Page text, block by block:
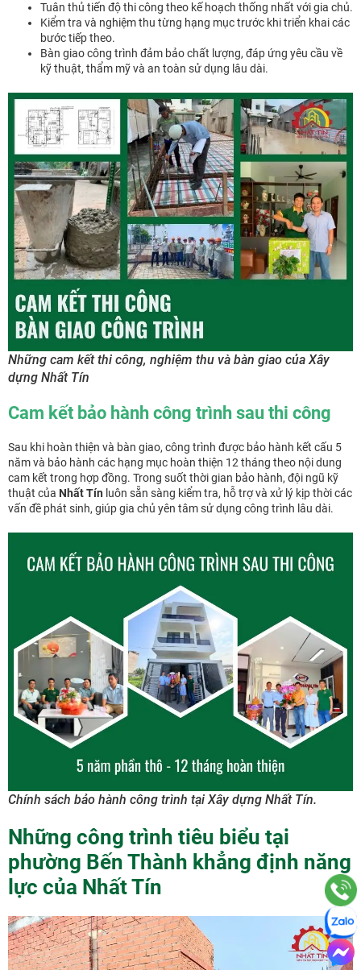
Tuân thủ tiến độ thi công theo kế hoạch thống nhất với gia chủ.
Kiểm tra và nghiệm thu từng hạng mục trước khi triển khai các
bước tiếp theo.
Bàn giao công trình đảm bảo chất lượng, đáp ứng yêu cầu về
kỹ thuật, thẩm mỹ và an toàn sử dụng lâu dài.
Những cam kết thi công, nghiệm thu và bàn giao của Xây
dựng Nhất Tín
Cam kết bảo hành công trình sau thi công
Sau khi hoàn thiện và bàn giao, công trình được bảo hành kết cấu 5
năm và bảo hành các hạng mục hoàn thiện 12 tháng theo nội dung
cam kết trong hợp đồng. Trong suốt thời gian bảo hành, đội ngũ kỹ
thuật của Nhất Tín luôn sẵn sàng kiểm tra, hỗ trợ và xử lý kịp thời các
vấn đề phát sinh, giúp gia chủ yên tâm sử dụng công trình lâu dài.
Chính sách bảo hành công trình tại Xây dựng Nhất Tín.
Những công trình tiêu biểu tại
phường Bến Thành khẳng định năng
lực của Nhất Tín